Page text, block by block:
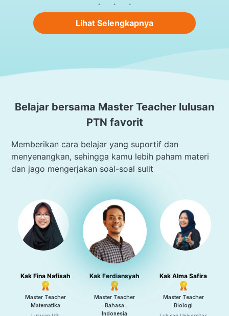
Lihat Selengkapnya
Belajar bersama Master Teacher lulusan
PTN favorit
Memberikan cara belajar yang suportif dan
menyenangkan, sehingga kamu lebih paham materi
dan jago mengerjakan soal-soal sulit
Kak Fina Nafisah
Master Teacher
Matematika
Kak Ferdiansyah
Master Teacher
Bahasa
Indonesia
Kak Alma Safira
Master Teacher
Biologi